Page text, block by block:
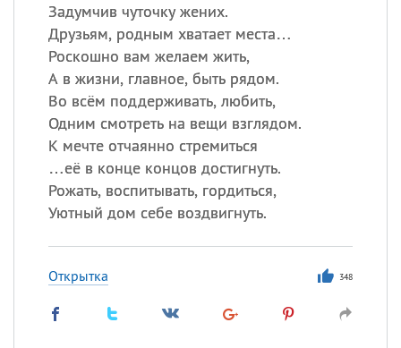
Задумчив чуточку жених.
Друзьям, родным хватает места…
Роскошно вам желаем жить,
А в жизни, главное, быть рядом.
Во всём поддерживать, любить,
Одним смотреть на вещи взглядом.
К мечте отчаянно стремиться
…её в конце концов достигнуть.
Рожать, воспитывать, гордиться,
Уютный дом себе воздвигнуть.
Открытка 348